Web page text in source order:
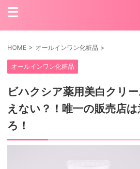
HOME > オールインワン化粧品 >
オールインワン化粧品
ビハクシア薬用美白クリ
えない？！唯一の販売店
ろ！